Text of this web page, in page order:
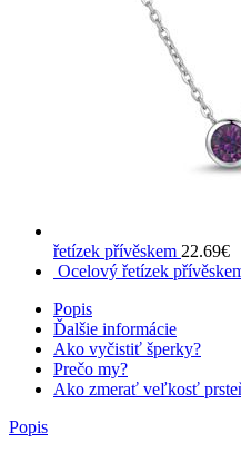
řetízek přívěskem 22.69€
Ocelový řetízek
Popis
Ďalšie informácie
Ako vyčistiť šperky?
Prečo my?
Ako zmerať veľkosť
Popis